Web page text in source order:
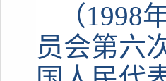
（
员会第六